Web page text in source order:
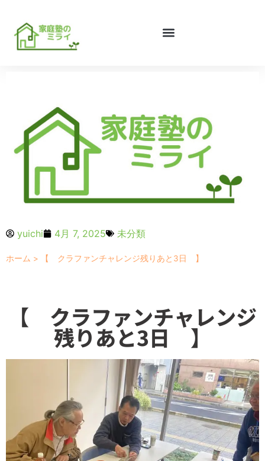
yuichi 4月 7, 2025 未分類
ホーム > 【 クラファンチャレンジ残りあと3日 】
【 クラファンチャレンジ
残りあと3日 】